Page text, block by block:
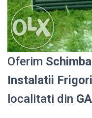
Oferim
Instalatii
localitati din